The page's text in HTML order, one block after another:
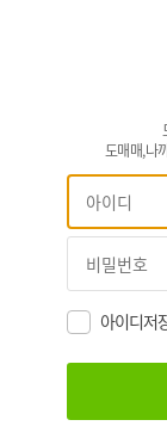
도매매,나
아이디저